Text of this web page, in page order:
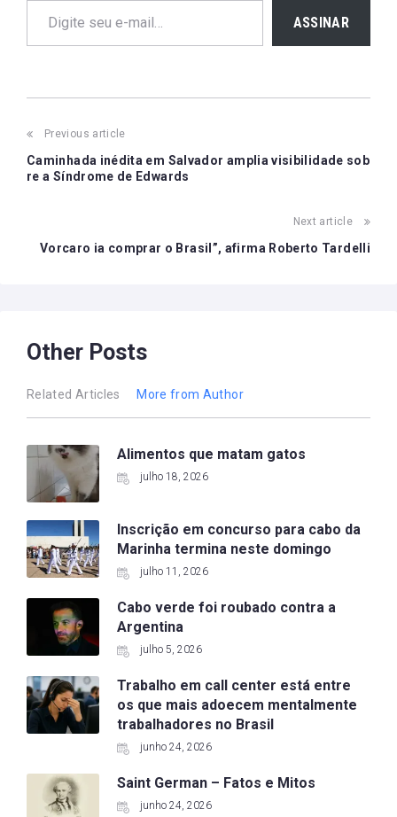
ASSINAR
Post
navigation
Previous article
Caminhada inédita em Salvador amplia visibilidade sob
re a Síndrome de Edwards
Next article
Vorcaro ia comprar o Brasil”, afirma Roberto Tardelli
Other Posts
Related Articles More from Author
Alimentos que matam gatos
julho 18, 2026
Inscrição em concurso para cabo da
Marinha termina neste domingo
julho 11, 2026
Cabo verde foi roubado contra a
Argentina
julho 5, 2026
Trabalho em call center está entre
os que mais adoecem mentalmente
trabalhadores no Brasil
junho 24, 2026
Saint German – Fatos e Mitos
junho 24, 2026